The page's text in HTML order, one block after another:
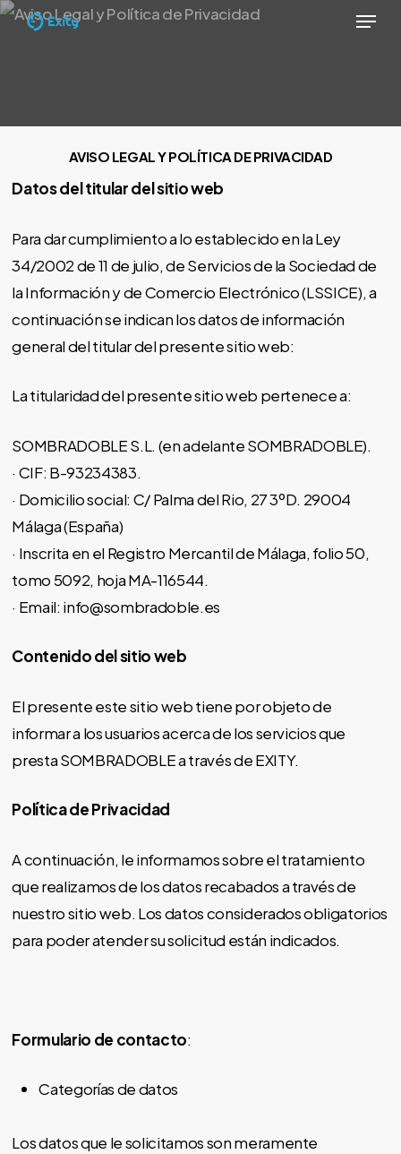
Skip
Menu
AVISO LEGAL Y POLÍTICA DE PRIVACIDAD
Datos del titular del sitio web
Para dar cumplimiento a lo establecido en la Ley
34/2002 de 11 de julio, de Servicios de la Sociedad de
la Información y de Comercio Electrónico (LSSICE), a
continuación se indican los datos de información
general del titular del presente sitio web:
La titularidad del presente sitio web pertenece a:
SOMBRADOBLE S.L. (en adelante SOMBRADOBLE).
· CIF: B-93234383.
· Domicilio social: C/ Palma del Rio, 27 3ºD. 29004
Málaga (España)
· Inscrita en el Registro Mercantil de Málaga, folio 50,
tomo 5092, hoja MA-116544.
· Email: info@sombradoble.es
Contenido del sitio web
El presente este sitio web tiene por objeto de
informar a los usuarios acerca de los servicios que
presta SOMBRADOBLE a través de EXITY.
Política de Privacidad
A continuación, le informamos sobre el tratamiento
que realizamos de los datos recabados a través de
nuestro sitio web. Los datos considerados obligatorios
para poder atender su solicitud están indicados.
Formulario de contacto:
Categorías de datos
Los datos que le solicitamos son meramente